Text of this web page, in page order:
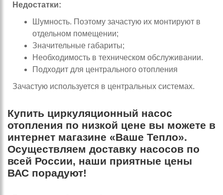
Недостатки:
Шумность. Поэтому зачастую их монтируют в
отдельном помещении;
Значительные габариты;
Необходимость в техническом обслуживании.
Подходит для центрального отопления
Зачастую используется в центральных системах.
Купить циркуляционный насос
отопления по низкой цене вы можете в
интернет магазине «Ваше Тепло».
Осуществляем доставку насосов по
всей России, наши приятные цены
ВАС порадуют!